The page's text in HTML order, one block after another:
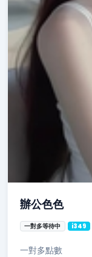
辦公色色
一對多等待中 i349
一對多點數